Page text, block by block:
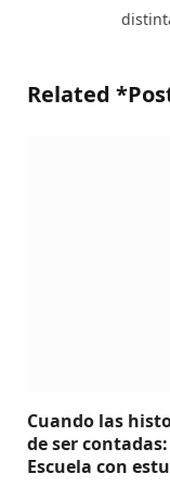
Related
Cuando las
de ser
Escuela con